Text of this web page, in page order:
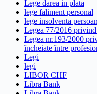
Lege darea in plata
lege faliment personal
lege insolventa
Legea 77/2016
Legea nr.193/2000
încheiate între
Legi
legi
LIBOR CHF
Libra Bank